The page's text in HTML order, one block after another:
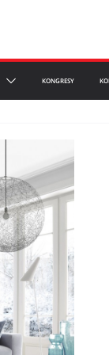
KONGRESY